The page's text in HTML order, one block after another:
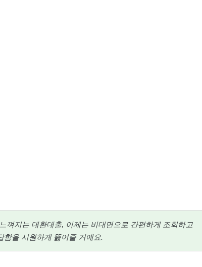
껴지는 대환대출, 이제는 비대면으로 간편하게 조회하고
함을 시원하게 뚫어줄 거예요.